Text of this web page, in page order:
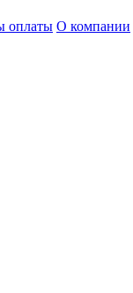
оплаты О компании